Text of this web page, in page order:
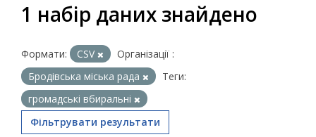
1 набір даних знайдено
Формати: CSV
Організації :
Бродівська міська рада
Теги:
громадські вбиральні
Фільтрувати результати